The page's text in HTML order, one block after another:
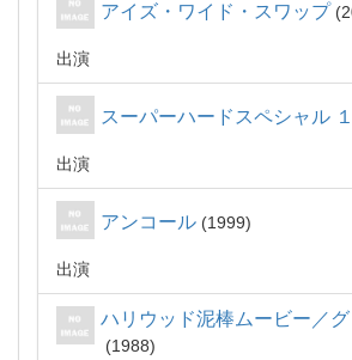
アイズ・ワイド・スワップ
出演
スーパーハードスペシャル １
出演
アンコール 1999
出演
ハリウッド泥棒ムービー／グ
1988